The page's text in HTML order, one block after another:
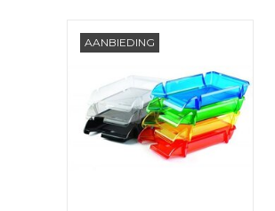
AANBIEDINGtransparant rook
TOEVOEGEN AAN
WINKELWAGEN